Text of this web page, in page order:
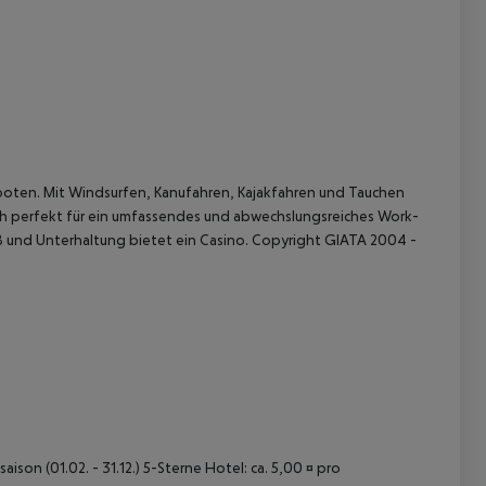
Mit Windsurfen, Kanufahren, Kajakfahren und Tauchen
perfekt für ein umfassendes und abwechslungsreiches Work-
und Unterhaltung bietet ein Casino. Copyright GIATA 2004 -
(01.02. - 31.12.) 5-Sterne Hotel: ca. 5,00 ¤ pro
akzeptieren